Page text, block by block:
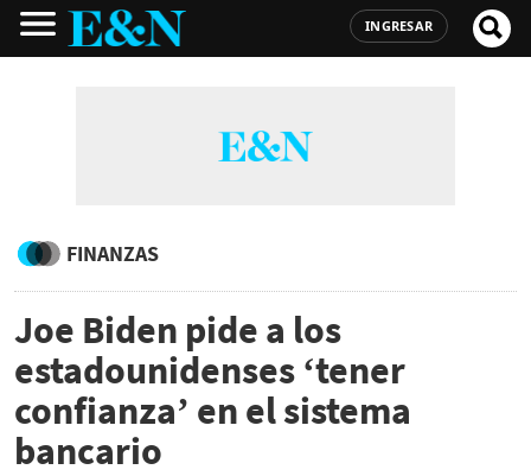
INGRESAR
FINANZAS
Joe Biden pide a los
estadounidenses ‘tener
confianza’ en el sistema
bancario